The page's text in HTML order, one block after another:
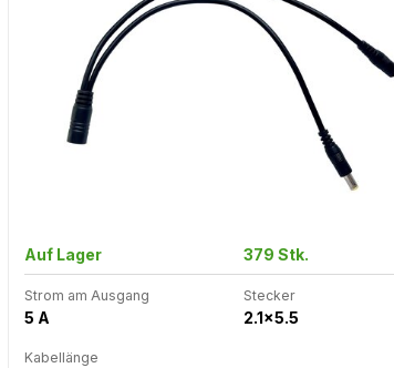
Auf Lager 379 Stk.
Strom am Ausgang
5 A
Stecker
2.1x5.5
Kabellänge